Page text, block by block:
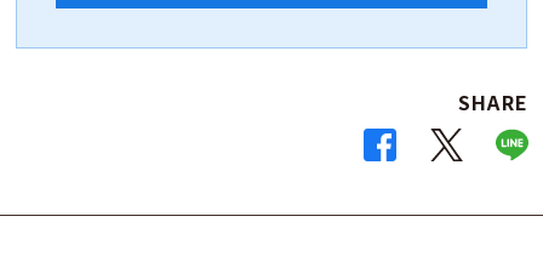
SHARE